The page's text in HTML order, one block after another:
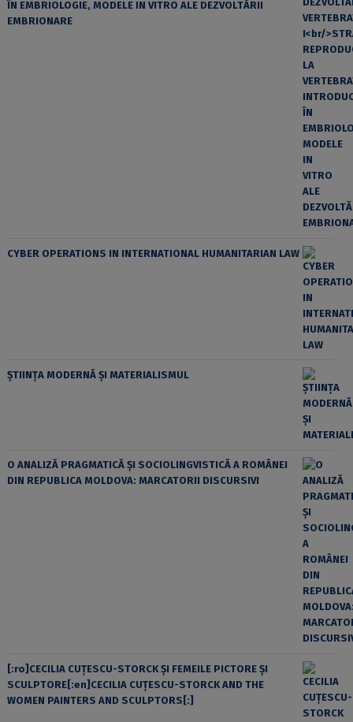
ÎN EMBRIOLOGIE, MODELE IN VITRO ALE DEZVOLTĂRII
EMBRIONARE
CYBER OPERATIONS IN INTERNATIONAL HUMANITARIAN LAW
ȘTIINȚA MODERNĂ ȘI MATERIALISMUL
O ANALIZĂ PRAGMATICĂ ȘI SOCIOLINGVISTICĂ A ROMÂNEI
DIN REPUBLICA MOLDOVA: MARCATORII DISCURSIVI
[:ro]CECILIA CUŢESCU-STORCK ŞI FEMEILE PICTORE ŞI
SCULPTORE[:en]CECILIA CUŢESCU-STORCK AND THE
WOMEN PAINTERS AND SCULPTORS[:]